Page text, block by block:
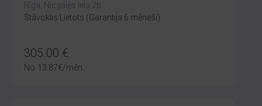
Rīga, Nīcgales iela 2b
Stāvoklis Lietots (Garantija 6 mēneši)
305.00 €
No 13.87€/mēn.